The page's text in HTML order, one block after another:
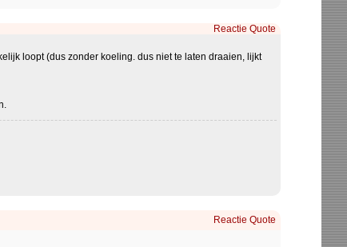
Reactie Quote
loopt (dus zonder koeling. dus niet te laten draaien, lijkt
Reactie Quote